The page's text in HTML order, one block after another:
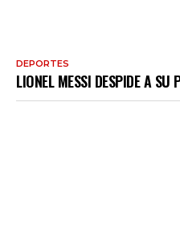
DEPORTES
LIONEL MESSI DESPIDE A SU